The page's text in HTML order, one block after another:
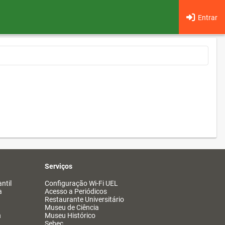
Entrar
Serviços
Configuração Wi-Fi UEL
Acesso a Periódicos
Restaurante Universitário
Museu de Ciência
Museu Histórico